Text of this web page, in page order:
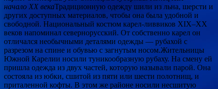
начало ХХ векаТрадиционную одежду шили из льна, шерсти и
других доступных материалов, чтобы она была удобной и
свободной. Национальный костюм карел-ливвиков XIX–XX
веков напоминал севернорусский. От собственно карел он
отличался необычными деталями одежды — рубахой с
разрезом на спине и обувью с загнутым носом.Жительницы
Южной Карелии носили туникообразную рубаху. На смену ей
пришла одежда из двух частей, которую называли парой. Она
состояла из юбки, сшитой из пяти или шести полотнищ, и
приталенной кофты. В этом же районе носили несшитую